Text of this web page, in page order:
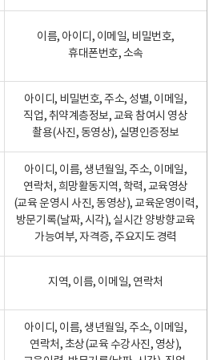
이름, 아이디, 이메일, 비밀번호,
휴대폰번호, 소속
아이디, 비밀번호, 주소, 성별, 이메일,
직업, 취약계층정보, 교육 참여시 영상
촬용(사진, 동영상), 실명인증정보
아이디, 이름, 생년월일, 주소, 이메일,
연락처, 희망활동지역, 학력, 교육영상
(교육 운영시 사진, 동영상), 교육운영이력,
방문기록(날짜, 시각), 실시간 양방향교육
가능여부, 자격증, 주요지도 경력
지역, 이름, 이메일, 연락처
아이디, 이름, 생년월일, 주소, 이메일,
연락처, 초상(교육 수강사진, 영상),